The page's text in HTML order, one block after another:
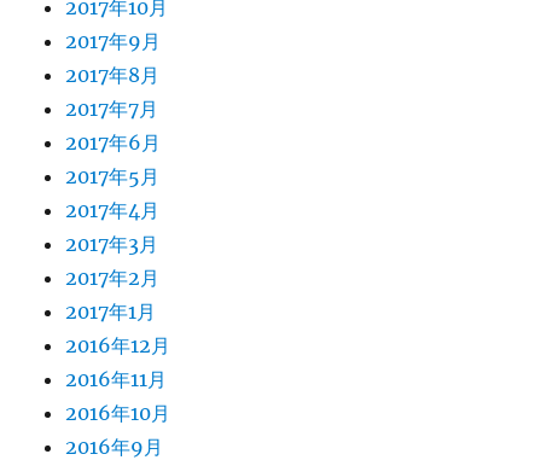
2017年10月
2017年9月
2017年8月
2017年7月
2017年6月
2017年5月
2017年4月
2017年3月
2017年2月
2017年1月
2016年12月
2016年11月
2016年10月
2016年9月